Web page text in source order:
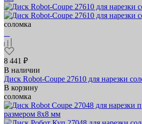
соломка
8 441 ₽
В наличии
Диск Robot-Coupe 27610 для нарезки
В корзину
соломка